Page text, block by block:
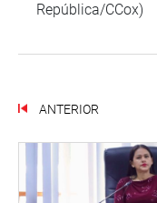
República/CCox)
ANTERIOR